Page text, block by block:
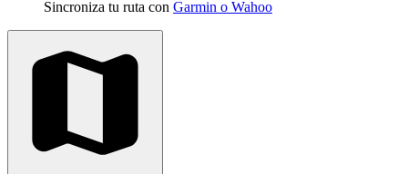
Sincroniza tu ruta con Garmin o Wahoo